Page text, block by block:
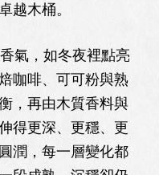
越木桶。
氣，如冬夜裡點亮
咖啡、可可粉與熟
，再由木質香料與
得更深、更穩、更
潤，每一層變化都